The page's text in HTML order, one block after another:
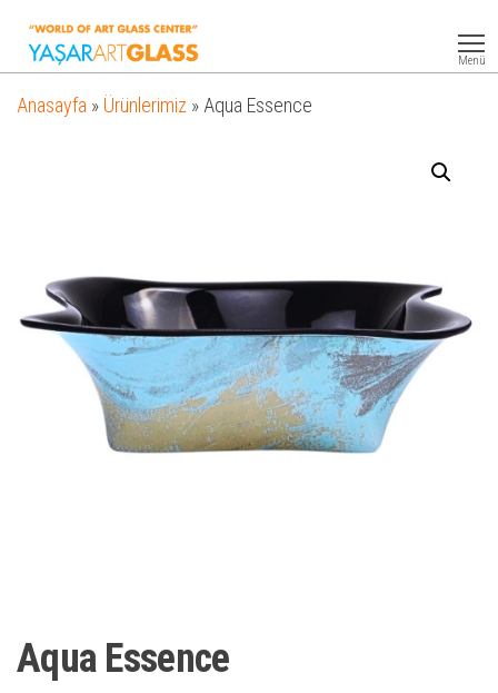
Glass
Menü
Anasayfa » Ürünlerimiz » Aqua Essence
Aqua Essence